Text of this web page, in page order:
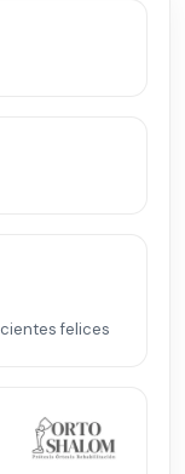
felices